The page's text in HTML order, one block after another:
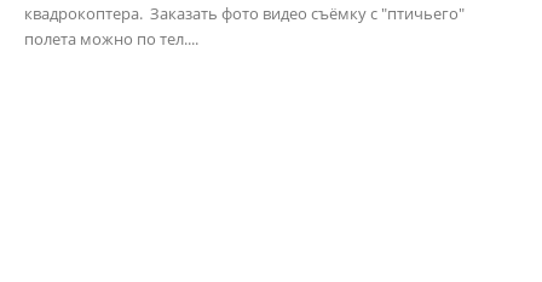
квадрокоптера. Заказать фото видео съёмку с "птичьего"
полета можно по тел....